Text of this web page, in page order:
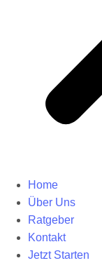
Home
Über Uns
Ratgeber
Kontakt
Jetzt Starten